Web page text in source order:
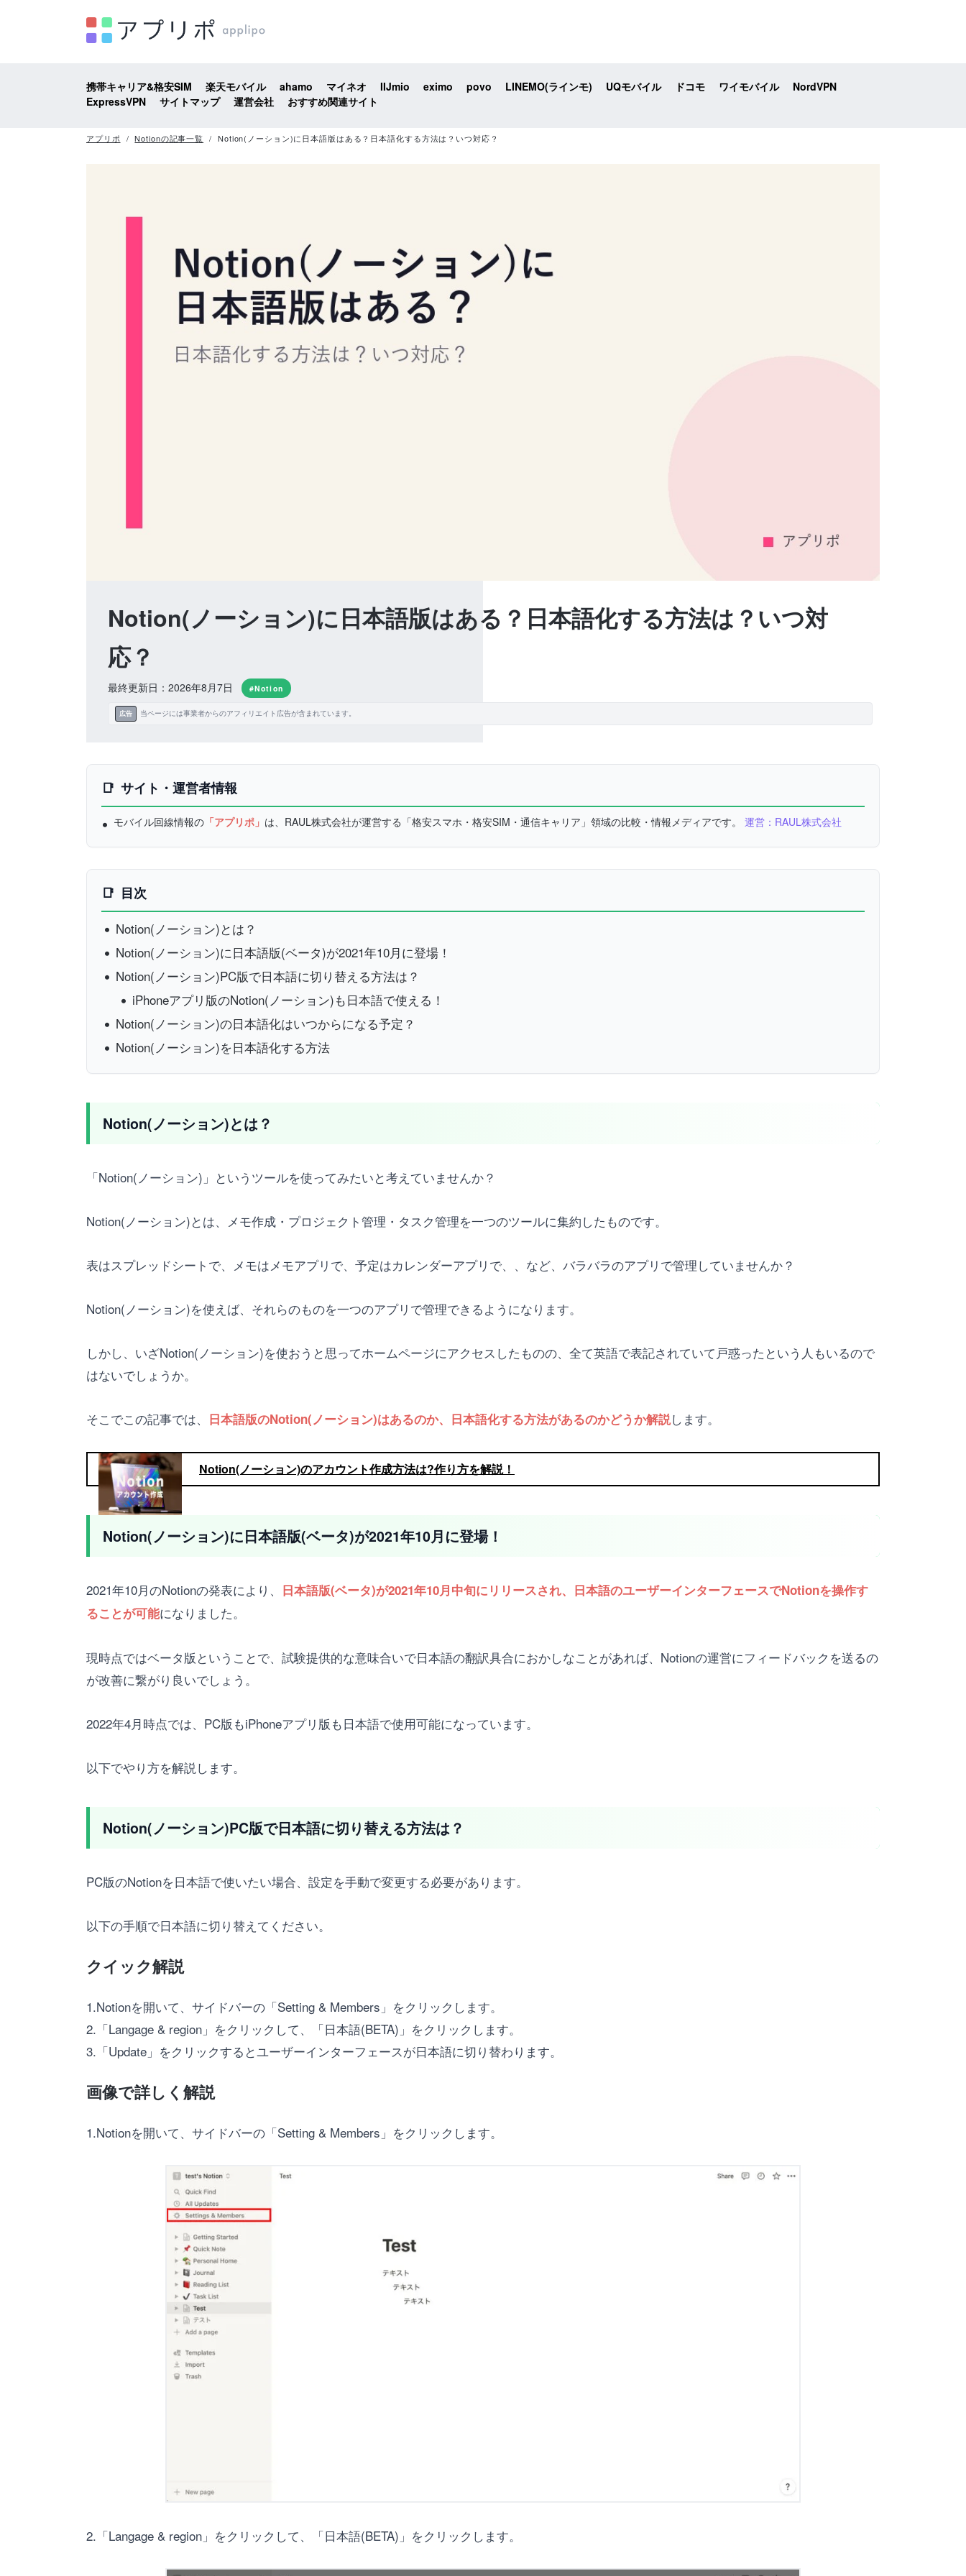
携帯キャリア&格安SIM 楽天モバイル ahamo マイネオ IIJmio eximo povo LINEMO(ラインモ) UQモバイル ドコモ ワイモバイル
NordVPN
ExpressVPN
サイトマップ 運営会社 おすすめ関連サイト
アプリポ Notionの記事一覧 Notion(ノーション)に日本語版はある？日本語化する方法は？いつ対応？
Notion(ノーション)に日本語版はある？日本語化する方法は？いつ対
応？
最終更新日：2026年8月7日 #Notion
広告 当ページには事業者からのアフィリエイト広告が含まれています。
サイト・運営者情報
モバイル回線情報の 「アプリポ」 は、RAUL株式会社が運営する「格安スマホ・格安SIM・通信キャリア」領域の比較・情報メディアです。 運営：RAUL株式会社
目次
Notion(ノーション)とは？
Notion(ノーション)に日本語版(ベータ)が2021年10月に登場！
Notion(ノーション)PC版で日本語に切り替える方法は？
iPhoneアプリ版のNotion(ノーション)も日本語で使える！
Notion(ノーション)の日本語化はいつからになる予定？
Notion(ノーション)を日本語化する方法
Notion(ノーション)とは？
「Notion(ノーション)」というツールを使ってみたいと考えていませんか？
Notion(ノーション)とは、メモ作成・プロジェクト管理・タスク管理を一つのツールに集約したものです。
表はスプレッドシートで、メモはメモアプリで、予定はカレンダーアプリで、、など、バラバラのアプリで管理していませんか？
Notion(ノーション)を使えば、それらのものを一つのアプリで管理できるようになります。
しかし、いざNotion(ノーション)を使おうと思ってホームページにアクセスしたものの、全て英語で表記されていて戸惑ったという人もいるので
はないでしょうか。
そこでこの記事では、 日本語版のNotion(ノーション)はあるのか、日本語化する方法があるのかどうか解説します。
Notion(ノーション)のアカウント作成方法は?作り方を解説！
Notion(ノーション)に日本語版(ベータ)が2021年10月に登場！
2021年10月のNotionの発表により、
日本語版(ベータ)が2021年10月中旬にリリースされ、日本語のユーザーインターフェースでNotionを操作す
ることが可能になりました。
現時点ではベータ版ということで、試験提供的な意味合いで日本語の翻訳具合におかしなことがあれば、Notionの運営にフィードバックを送るの
が改善に繋がり良いでしょう。
2022年4月時点では、PC版もiPhoneアプリ版も日本語で使用可能になっています。
以下でやり方を解説します。
Notion(ノーション)PC版で日本語に切り替える方法は？
PC版のNotionを日本語で使いたい場合、設定を手動で変更する必要があります。
以下の手順で日本語に切り替えてください。
クイック解説
1.Notionを開いて、サイドバーの「Setting & Members」をクリックします。
2.「Langage & region」をクリックして、「日本語(BETA)」をクリックします。
3.「Update」をクリックするとユーザーインターフェースが日本語に切り替わります。
画像で詳しく解説
1.Notionを開いて、サイドバーの「Setting & Members」をクリックします。
2.「Langage & region」をクリックして、「日本語(BETA)」をクリックします。